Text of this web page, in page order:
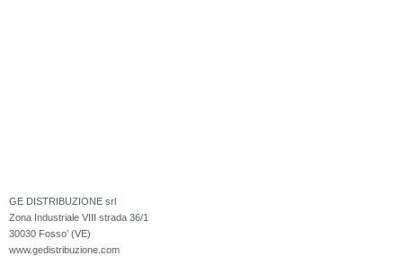
GE DISTRIBUZIONE srl
Zona Industriale VIII strada 36/1
30030 Fosso’ (VE)
www.gedistribuzione.com